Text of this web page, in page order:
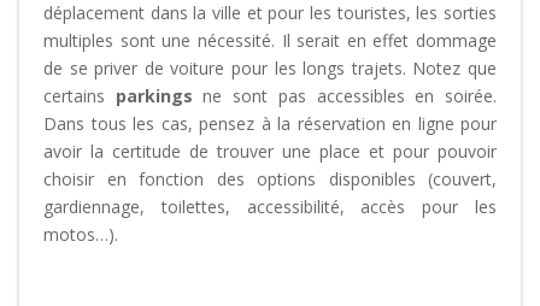
déplacement dans la ville et pour les touristes, les sorties
multiples sont une nécessité. Il serait en effet dommage
de se priver de voiture pour les longs trajets. Notez que
certains parkings ne sont pas accessibles en soirée.
Dans tous les cas, pensez à la réservation en ligne pour
avoir la certitude de trouver une place et pour pouvoir
choisir en fonction des options disponibles (couvert,
gardiennage, toilettes, accessibilité, accès pour les
motos…).